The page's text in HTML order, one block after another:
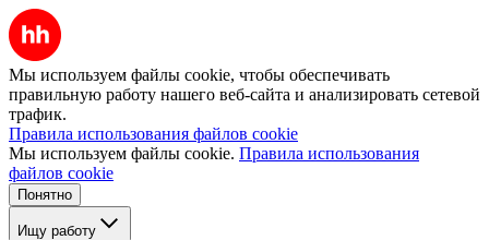
Мы используем файлы cookie, чтобы обеспечивать
правильную работу нашего веб-сайта и анализировать сетевой
трафик.
Правила использования файлов cookie
Мы используем файлы cookie. Правила использования
файлов cookie
Понятно
Ищу работу